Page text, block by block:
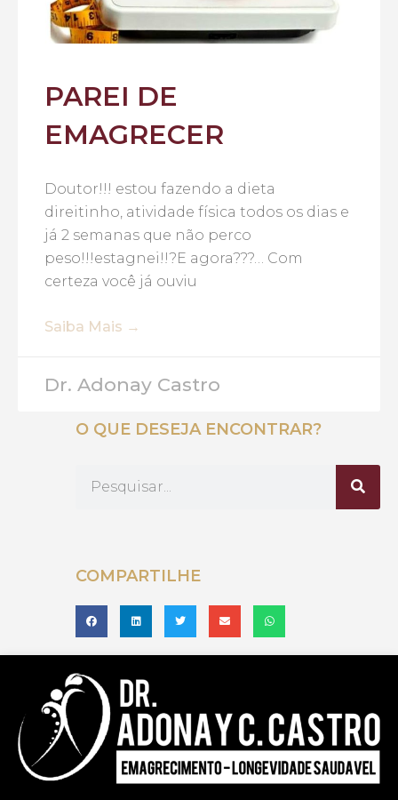
PAREI DE
EMAGRECER
Doutor!!! estou fazendo a dieta
direitinho, atividade física todos os dias e
já 2 semanas que não perco
peso!!!estagnei!!?E agora???… Com
certeza você já ouviu
Saiba Mais →
Dr. Adonay Castro
O QUE DESEJA ENCONTRAR?
COMPARTILHE